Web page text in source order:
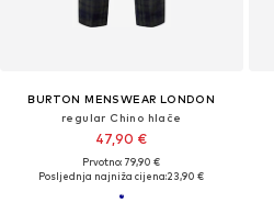
BURTON MENSWEAR LONDON
regular Chino hlače
47,90 €
Prvotno: 79,90 €
Posljednja najniža cijena:23,90 €